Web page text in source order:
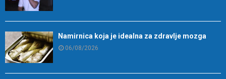
Namirnica koja je idealna za zdravlje mozga
06/08/2026